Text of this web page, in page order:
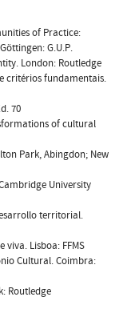
of Practice:
G.U.P.
London: Routledge
critérios fundamentais.
70
of cultural
Park, Abingdon; New
University
territorial.
viva. Lisboa: FFMS
Cultural. Coimbra:
Routledge